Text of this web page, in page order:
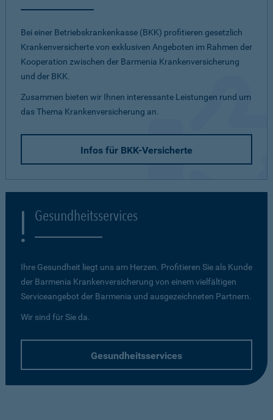
Bei einer Betriebskrankenkasse (BKK) profitieren gesetzlich
Krankenversicherte von exklusiven Angeboten im Rahmen der
Kooperation zwischen der Barmenia Krankenversicherung
und der BKK.
Zusammen bieten wir Ihnen interessante Leistungen rund um
das Thema Krankenversicherung an.
Infos für BKK-Versicherte
Gesundheitsservices
Ihre Gesundheit liegt uns am Herzen. Profitieren Sie als Kunde
der Barmenia Krankenversicherung von einem vielfältigen
Serviceangebot der Barmenia und ausgezeichneten Partnern.
Wir sind für Sie da.
Gesundheitsservices